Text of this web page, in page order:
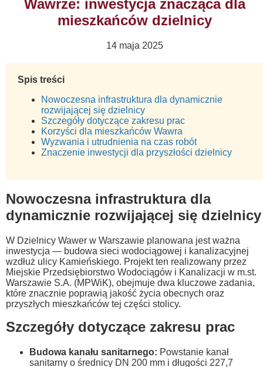
Wawrze: inwestycja znacząca dla
mieszkańców dzielnicy
14 maja 2025
Spis treści
Nowoczesna infrastruktura dla dynamicznie
rozwijającej się dzielnicy
Szczegóły dotyczące zakresu prac
Korzyści dla mieszkańców Wawra
Wyzwania i utrudnienia na czas robót
Znaczenie inwestycji dla przyszłości dzielnicy
Nowoczesna infrastruktura dla
dynamicznie rozwijającej się dzielnicy
W Dzielnicy Wawer w Warszawie planowana jest ważna
inwestycja — budowa sieci wodociągowej i kanalizacyjnej
wzdłuż ulicy Kamieńskiego. Projekt ten realizowany przez
Miejskie Przedsiębiorstwo Wodociągów i Kanalizacji w m.st.
Warszawie S.A. (MPWiK), obejmuje dwa kluczowe zadania,
które znacznie poprawią jakość życia obecnych oraz
przyszłych mieszkańców tej części stolicy.
Szczegóły dotyczące zakresu prac
Budowa kanału sanitarnego: Powstanie kanał
sanitarny o średnicy DN 200 mm i długości 227,7